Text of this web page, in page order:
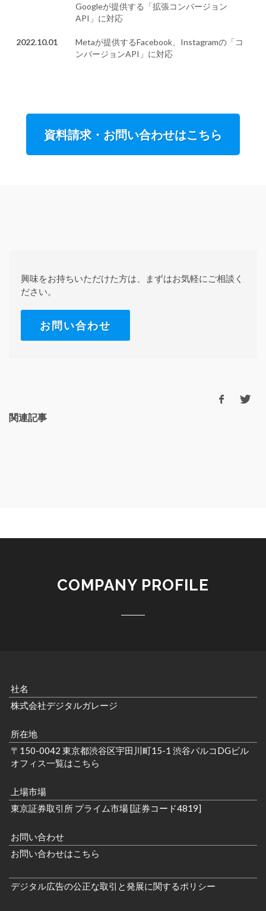
Googleが提供する「拡張コンバージョン
API」に対応
2022.10.01
Metaが提供するFacebook、Instagramの「コ
ンバージョンAPI」に対応
資料請求・お問い合わせはこちら
興味をお持ちいただけた方は、まずはお気軽にご相談く
ださい。
お問い合わせ
関連記事
COMPANY PROFILE
社名
株式会社デジタルガレージ
所在地
〒150-0042 東京都渋谷区宇田川町15-1 渋谷パルコDGビル
オフィス一覧はこちら
上場市場
東京証券取引所 プライム市場 [証券コード4819]
お問い合わせ
お問い合わせはこちら
デジタル広告の公正な取引と発展に関するポリシー